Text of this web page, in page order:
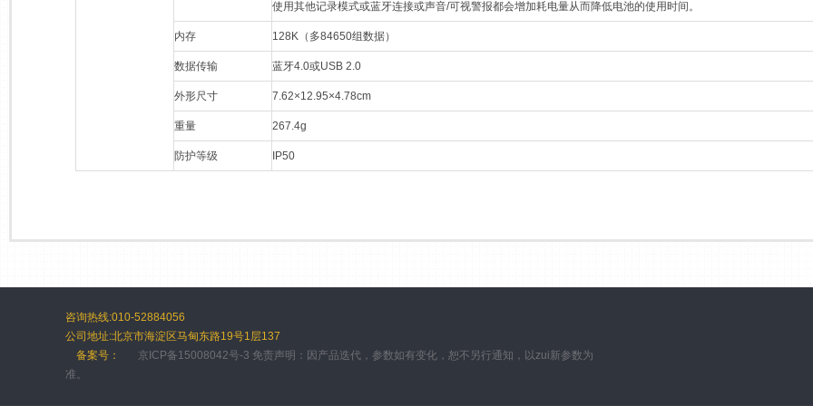
使用其他记录模式或蓝牙连接或声音/可视警报都会增加耗电量从而降低电池的使用时间。
内存 128K（多84650组数据）
数据传输 蓝牙4.0或USB 2.0
外形尺寸 7.62×12.95×4.78cm
重量 267.4g
防护等级 IP50
咨询热线:010-52884056
公司地址:北京市海淀区马甸东路19号1层137
备案号：
京ICP备15008042号-3 免责声明：因产品迭代，参数如有变化，恕不另行通知，以zui新参数为
准。